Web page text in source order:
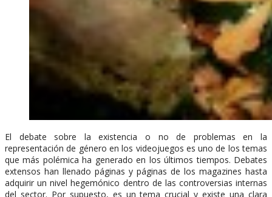
El debate sobre la existencia o no de problemas en la
representación de género en los videojuegos es uno de los temas
que más polémica ha generado en los últimos tiempos. Debates
extensos han llenado páginas y páginas de los magazines hasta
adquirir un nivel hegemónico dentro de las controversias internas
del sector. Por supuesto, es un tema crucial y existe una clara